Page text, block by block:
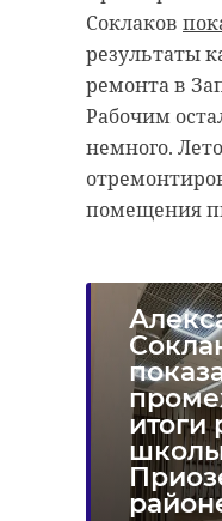
Соклаков
результаты
ремонта в
Рабочим
немного.
помещения
итоги